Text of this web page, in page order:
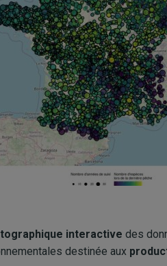
interactive des
destinée aux